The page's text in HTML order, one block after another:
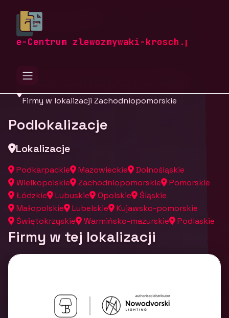
e-Centrum zlewozmywaki-krosch.pl
zlewozmywaki-krosch.pl
Firmy z województwa
Zachodniopomorskie
Firmy w lokalizacji Zachodniopomorskie
Podlokalizacje
Lokalizacje
Podkarpackie Mazowieckie
Dolnośląskie
Wielkopolskie
Zachodniopomorskie
Pomorskie
Łódzkie
Lubuskie Opolskie
Śląskie
Małopolskie
Lubelskie
Kujawsko-pomorskie
Świętokrzyskie
Warmińsko-mazurskie Podlaskie
Firmy w tej lokalizacji